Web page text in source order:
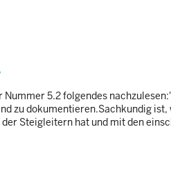
5.2 folgendes
zu dokumentieren.Sachkundig ist,
Steigleitern hat und mit den